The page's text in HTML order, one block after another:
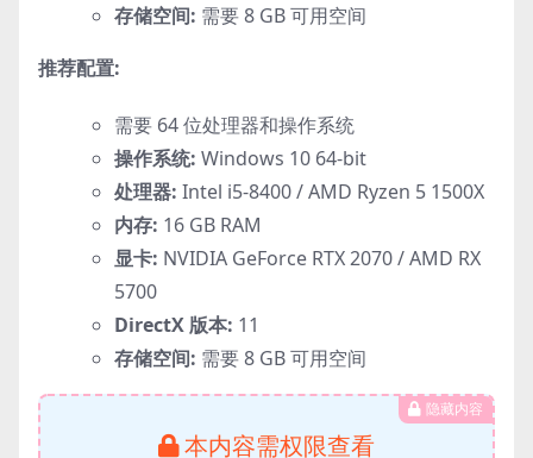
存储空间: 需要 8 GB 可用空间
推荐配置:
需要 64 位处理器和操作系统
操作系统: Windows 10 64-bit
处理器: Intel i5-8400 / AMD Ryzen 5 1500X
内存: 16 GB RAM
显卡: NVIDIA GeForce RTX 2070 / AMD RX
5700
DirectX 版本: 11
存储空间: 需要 8 GB 可用空间
隐藏内容
本内容需权限查看